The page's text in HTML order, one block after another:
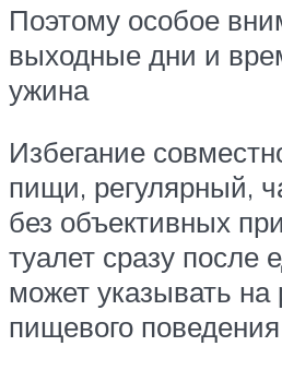
Поэтому особое
выходные дни и
ужина
Избегание
пищи, регулярный,
без объективных
туалет сразу после
может указывать на
пищевого поведения